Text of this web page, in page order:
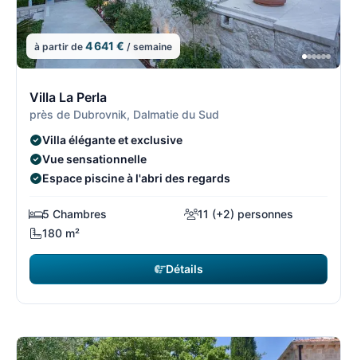
à partir de 4 641 € / semaine
Villa La Perla
près de Dubrovnik, Dalmatie du Sud
Villa élégante et exclusive
Vue sensationnelle
Espace piscine à l'abri des regards
5 Chambres
11 (+2) personnes
180 m²
Détails